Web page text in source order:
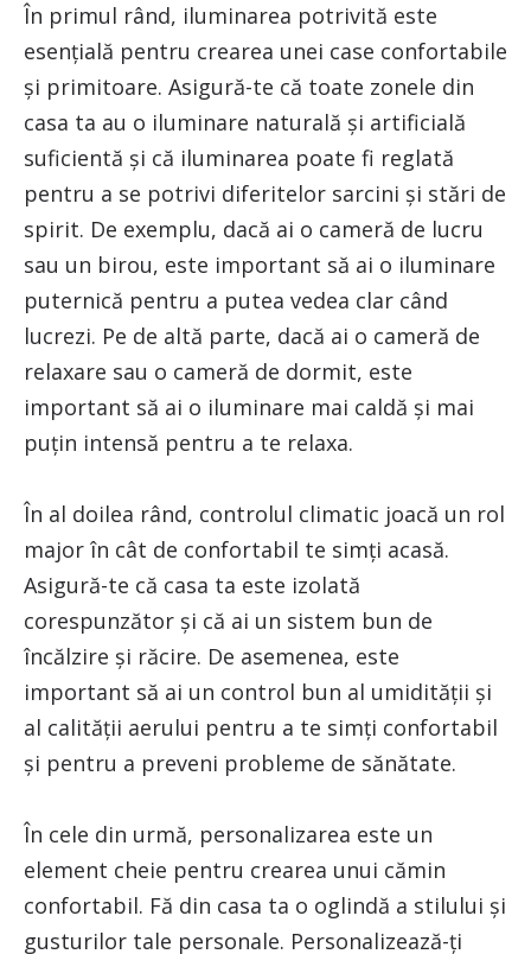
În primul rând, iluminarea potrivită este
esențială pentru crearea unei case confortabile
și primitoare. Asigură-te că toate zonele din
casa ta au o iluminare naturală și artificială
suficientă și că iluminarea poate fi reglată
pentru a se potrivi diferitelor sarcini și stări de
spirit. De exemplu, dacă ai o cameră de lucru
sau un birou, este important să ai o iluminare
puternică pentru a putea vedea clar când
lucrezi. Pe de altă parte, dacă ai o cameră de
relaxare sau o cameră de dormit, este
important să ai o iluminare mai caldă și mai
puțin intensă pentru a te relaxa.
În al doilea rând, controlul climatic joacă un rol
major în cât de confortabil te simți acasă.
Asigură-te că casa ta este izolată
corespunzător și că ai un sistem bun de
încălzire și răcire. De asemenea, este
important să ai un control bun al umidității și
al calității aerului pentru a te simți confortabil
și pentru a preveni probleme de sănătate.
În cele din urmă, personalizarea este un
element cheie pentru crearea unui cămin
confortabil. Fă din casa ta o oglindă a stilului și
gusturilor tale personale. Personalizează-ți